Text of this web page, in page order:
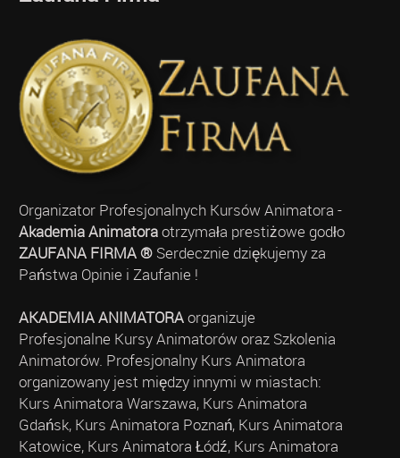
Organizator Profesjonalnych Kursów Animatora -
Akademia Animatoraotrzymała prestiżowe godło
ZAUFANA FIRMA ®Serdecznie dziękujemy za
Państwa Opinie i Zaufanie !
AKADEMIA ANIMATORAorganizuje
Profesjonalne Kursy Animatorów oraz Szkolenia
Animatorów. Profesjonalny Kurs Animatora
organizowany jest między innymi w miastach:
Kurs Animatora Warszawa, Kurs Animatora
Gdańsk, Kurs Animatora Poznań, Kurs Animatora
Katowice, Kurs Animatora Łódź, Kurs Animatora